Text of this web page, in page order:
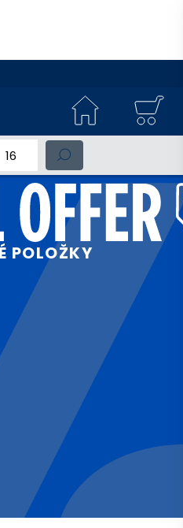
průměr pneumatiky
POLOŽKY